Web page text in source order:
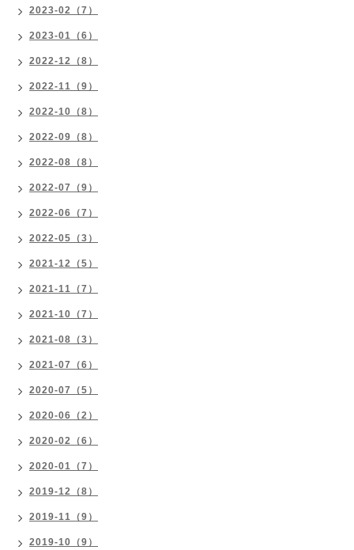
2023-02（7）
2023-01（6）
2022-12（8）
2022-11（9）
2022-10（8）
2022-09（8）
2022-08（8）
2022-07（9）
2022-06（7）
2022-05（3）
2021-12（5）
2021-11（7）
2021-10（7）
2021-08（3）
2021-07（6）
2020-07（5）
2020-06（2）
2020-02（6）
2020-01（7）
2019-12（8）
2019-11（9）
2019-10（9）